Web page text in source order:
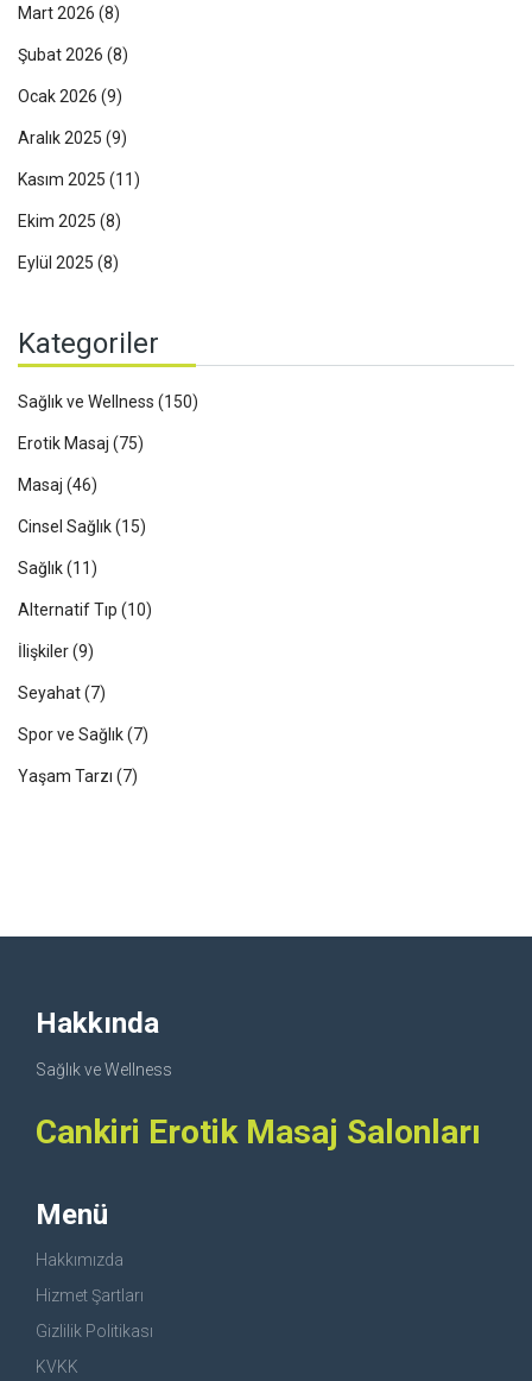
Mart 2026 (8)
Şubat 2026 (8)
Ocak 2026 (9)
Aralık 2025 (9)
Kasım 2025 (11)
Ekim 2025 (8)
Eylül 2025 (8)
Kategoriler
Sağlık ve Wellness (150)
Erotik Masaj (75)
Masaj (46)
Cinsel Sağlık(15)
Sağlık(11)
Alternatif Tıp (10)
İlişkiler(9)
Seyahat(7)
Spor ve Sağlık(7)
Yaşam Tarzı (7)
Hakkında
Sağlık ve Wellness
Cankiri Erotik Masaj Salonları
Menü
Hakkımızda
Hizmet Şartları
Gizlilik Politikası
KVKK